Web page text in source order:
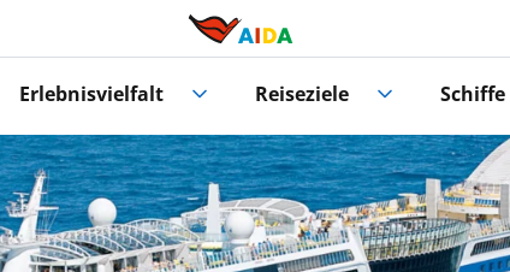
Erlebnisvielfalt Reiseziele Schiffe